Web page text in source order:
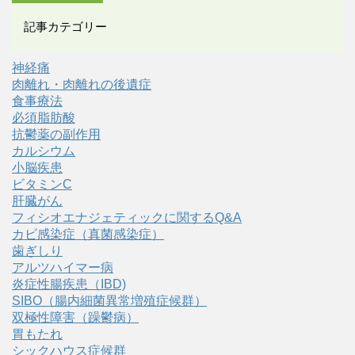
記事カテゴリー
神経痛
肉離れ・肉離れの後遺症
食事療法
必須脂肪酸
抗鬱薬の副作用
カルシウム
小脳疾患
ビタミンC
肝臓がん
フィシオエナジェティックに関するQ&A
カビ感染症（真菌感染症）
歯ぎしり
アルツハイマー病
炎症性腸疾患（IBD)
SIBO（腸内細菌異常増殖症候群）
双極性障害（躁鬱病）
胃もたれ
シックハウス症候群